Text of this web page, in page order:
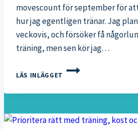
movescount för september för
hur jag egentligen tränar. Jag
veckovis, och försöker få
träning, men sen kör jag…
LÄS INLÄGGET
MIN